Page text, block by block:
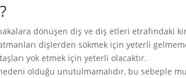
dönüşen diş ve diş etleri etrafındaki
dişlerden sökmek için yeterli
yok etmek için yeterli olacaktır.
olduğu unutulmamalıdır, bu sebeple